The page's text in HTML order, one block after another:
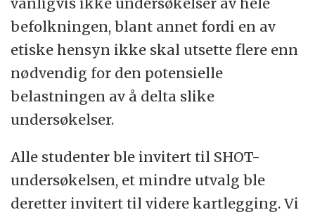
befolkningen, blant annet fordi en av
etiske hensyn ikke skal utsette flere enn
nødvendig for den potensielle
belastningen av å delta slike
undersøkelser.
Alle studenter ble invitert til SHOT-
undersøkelsen, et mindre utvalg ble
deretter invitert til videre kartlegging. Vi